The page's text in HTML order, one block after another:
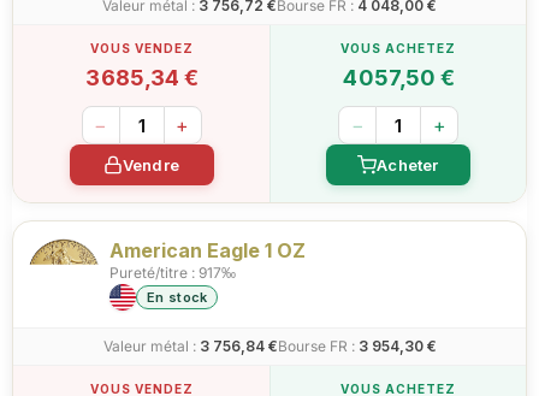
3 685,34 €
− +
Vendre
Valeur métal : 3 756,72 €Bourse FR : 4 048,00 €
4 057,50 €
− +
Acheter
American Eagle 1 OZ
Pureté/titre : 917‰
En stock
Valeur métal : 3 756,84 €Bourse FR : 3 954,30 €